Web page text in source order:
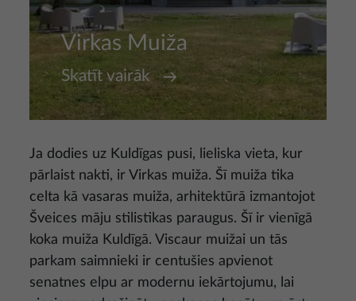
Virkas Muiža
Skatīt vairāk
Ja dodies uz Kuldīgas pusi, lieliska vieta, kur
pārlaist nakti, ir Virkas muiža. Šī muiža tika
celta kā vasaras muiža, arhitektūrā izmantojot
Šveices māju stilistikas paraugus. Šī ir vienīgā
koka muiža Kuldīgā. Viscaur muižai un tās
parkam saimnieki ir centušies apvienot
senatnes elpu ar modernu iekārtojumu, lai